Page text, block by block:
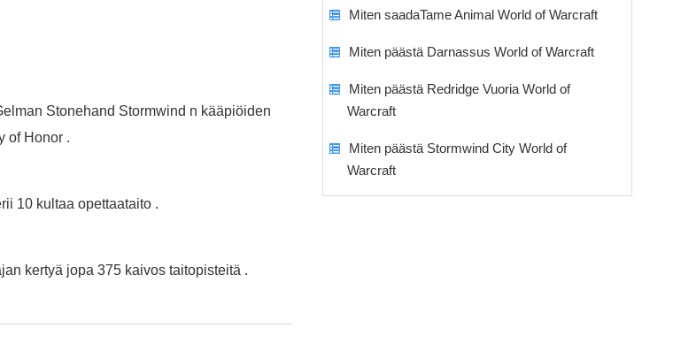
Stonehand Stormwind n kääpiöiden
of Honor .
10 kultaa opettaataito .
kertyä jopa 375 kaivos taitopisteitä .
Miten saadaTame Animal World of Warcraft
Miten päästä Darnassus World of Warcraft
Miten päästä Redridge Vuoria World of
Warcraft
Miten päästä Stormwind City World of
Warcraft